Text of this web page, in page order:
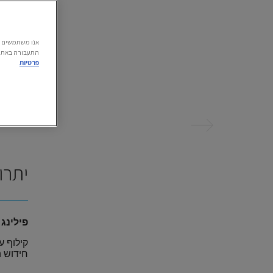
פילינג
קילוף
חידוש
התעבורה
פרטיות